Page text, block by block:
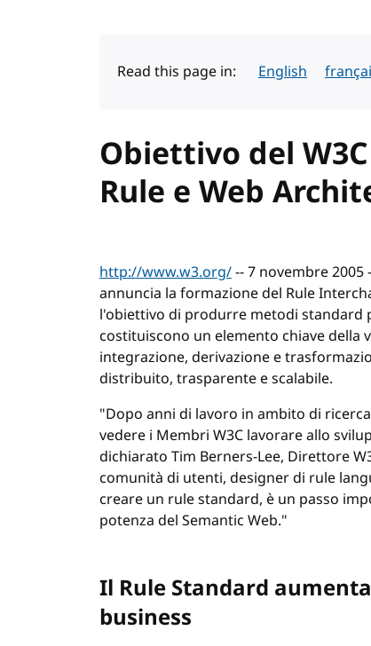
Read this page in: English
Obiettivo del
Rule e Web
http://www.w3.org/-- 7 novembre
annuncia la formazione del Rule
l'obiettivo di produrre metodi standard
costituiscono un elemento chiave della
integrazione, derivazione e
distribuito, trasparente e scalabile.
"Dopo anni di lavoro in ambito di
vedere i Membri W3C lavorare allo
dichiarato Tim Berners-Lee, Direttore
comunità di utenti, designer di rule
creare un rule standard, è un passo
potenza del Semantic Web."
Il Rule Standard
business